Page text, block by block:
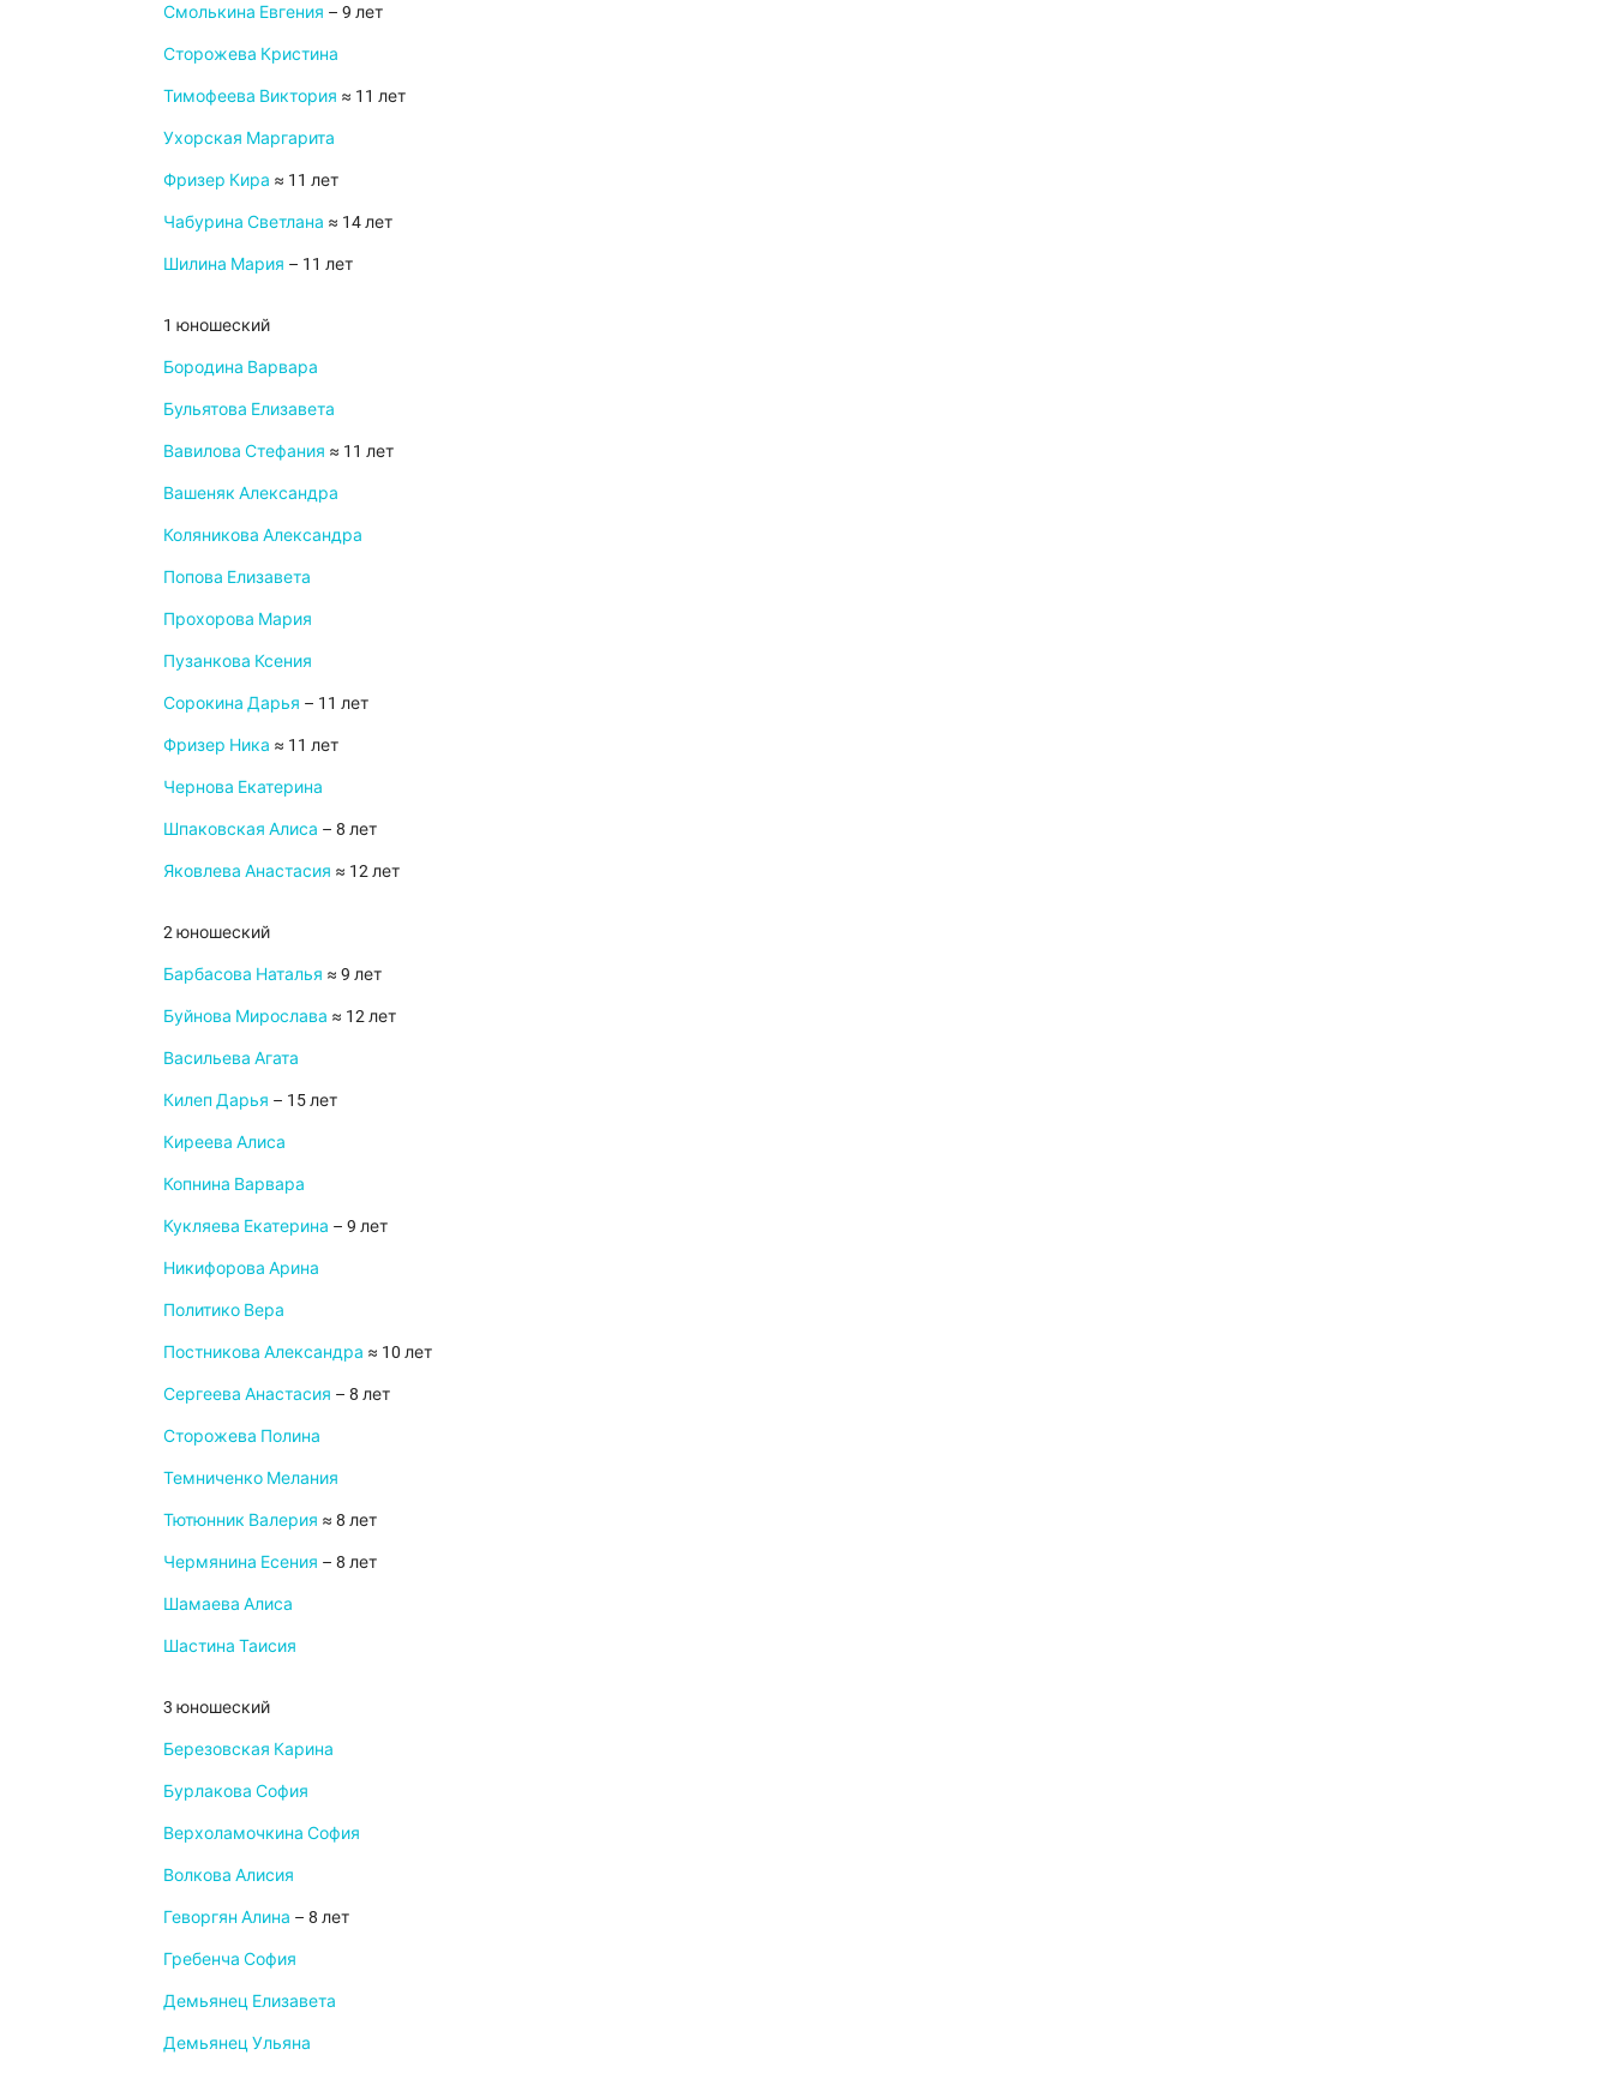
Смолькина Евгения – 9 лет
Сторожева Кристина
Тимофеева Виктория ≈ 11 лет
Ухорская Маргарита
Фризер Кира ≈ 11 лет
Чабурина Светлана ≈ 14 лет
Шилина Мария – 11 лет
1 юношеский
Бородина Варвара
Бульятова Елизавета
Вавилова Стефания ≈ 11 лет
Вашеняк Александра
Коляникова Александра
Попова Елизавета
Прохорова Мария
Пузанкова Ксения
Сорокина Дарья – 11 лет
Фризер Ника ≈ 11 лет
Чернова Екатерина
Шпаковская Алиса – 8 лет
Яковлева Анастасия ≈ 12 лет
2 юношеский
Барбасова Наталья ≈ 9 лет
Буйнова Мирослава ≈ 12 лет
Васильева Агата
Килеп Дарья – 15 лет
Киреева Алиса
Копнина Варвара
Кукляева Екатерина – 9 лет
Никифорова Арина
Политико Вера
Постникова Александра ≈ 10 лет
Сергеева Анастасия – 8 лет
Сторожева Полина
Темниченко Мелания
Тютюнник Валерия ≈ 8 лет
Чермянина Есения – 8 лет
Шамаева Алиса
Шастина Таисия
3 юношеский
Березовская Карина
Бурлакова София
Верхоламочкина София
Волкова Алисия
Геворгян Алина – 8 лет
Гребенча София
Демьянец Елизавета
Демьянец Ульяна